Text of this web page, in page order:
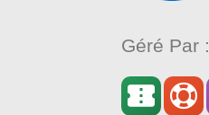
Géré Par :